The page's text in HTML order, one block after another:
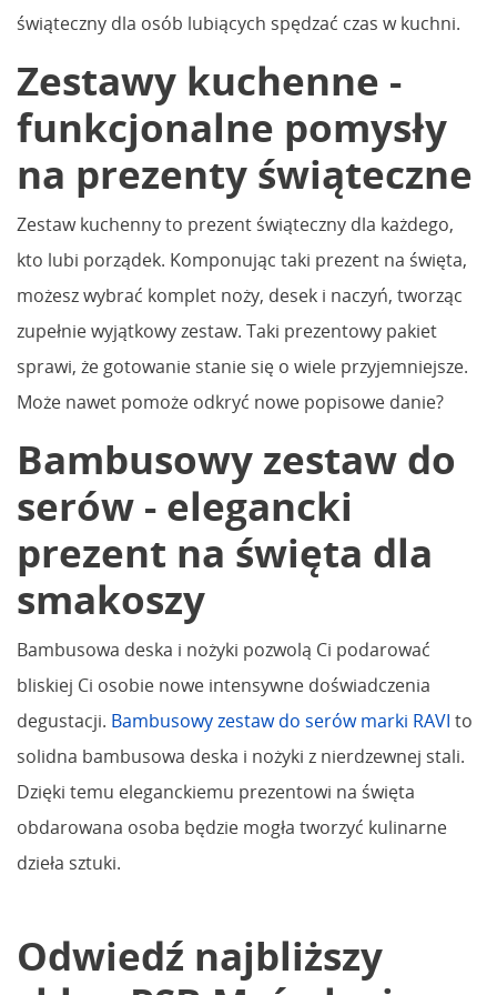
świąteczny dla osób lubiących spędzać czas w kuchni.
Zestawy kuchenne -
funkcjonalne pomysły
na prezenty świąteczne
Zestaw kuchenny to prezent świąteczny dla każdego,
kto lubi porządek. Komponując taki prezent na święta,
możesz wybrać komplet noży, desek i naczyń, tworząc
zupełnie wyjątkowy zestaw. Taki prezentowy pakiet
sprawi, że gotowanie stanie się o wiele przyjemniejsze.
Może nawet pomoże odkryć nowe popisowe danie?
Bambusowy zestaw do
serów - elegancki
prezent na święta dla
smakoszy
Bambusowa deska i nożyki pozwolą Ci podarować
bliskiej Ci osobie nowe intensywne doświadczenia
degustacji. Bambusowy zestaw do serów marki RAVI to
solidna bambusowa deska i nożyki z nierdzewnej stali.
Dzięki temu eleganckiemu prezentowi na święta
obdarowana osoba będzie mogła tworzyć kulinarne
dzieła sztuki.
Odwiedź najbliższy